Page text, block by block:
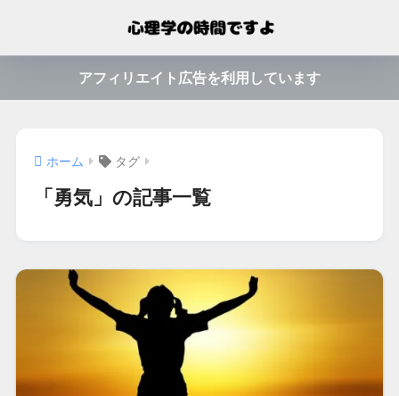
アフィリエイト広告を利用しています
ホーム タグ
「勇気」の記事一覧